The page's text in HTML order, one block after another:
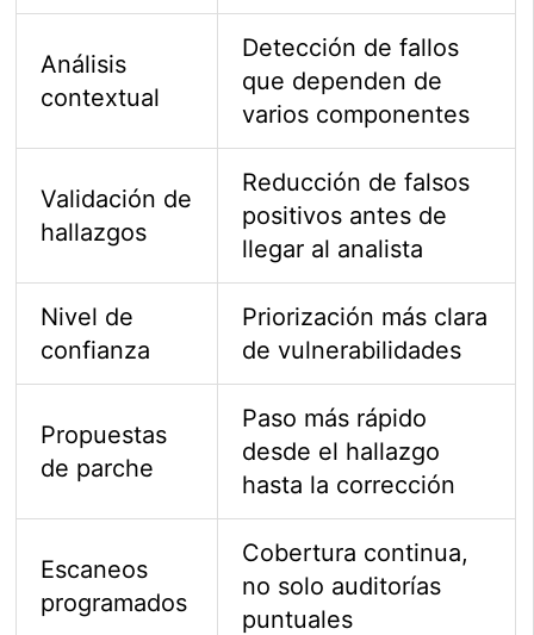
Análisis
contextual
Detección de fallos
que dependen de
varios componentes
Validación de
hallazgos
Reducción de falsos
positivos antes de
llegar al analista
Nivel de
confianza
Priorización más clara
de vulnerabilidades
Propuestas
de parche
Paso más rápido
desde el hallazgo
hasta la corrección
Escaneos
programados
Cobertura continua,
no solo auditorías
puntuales